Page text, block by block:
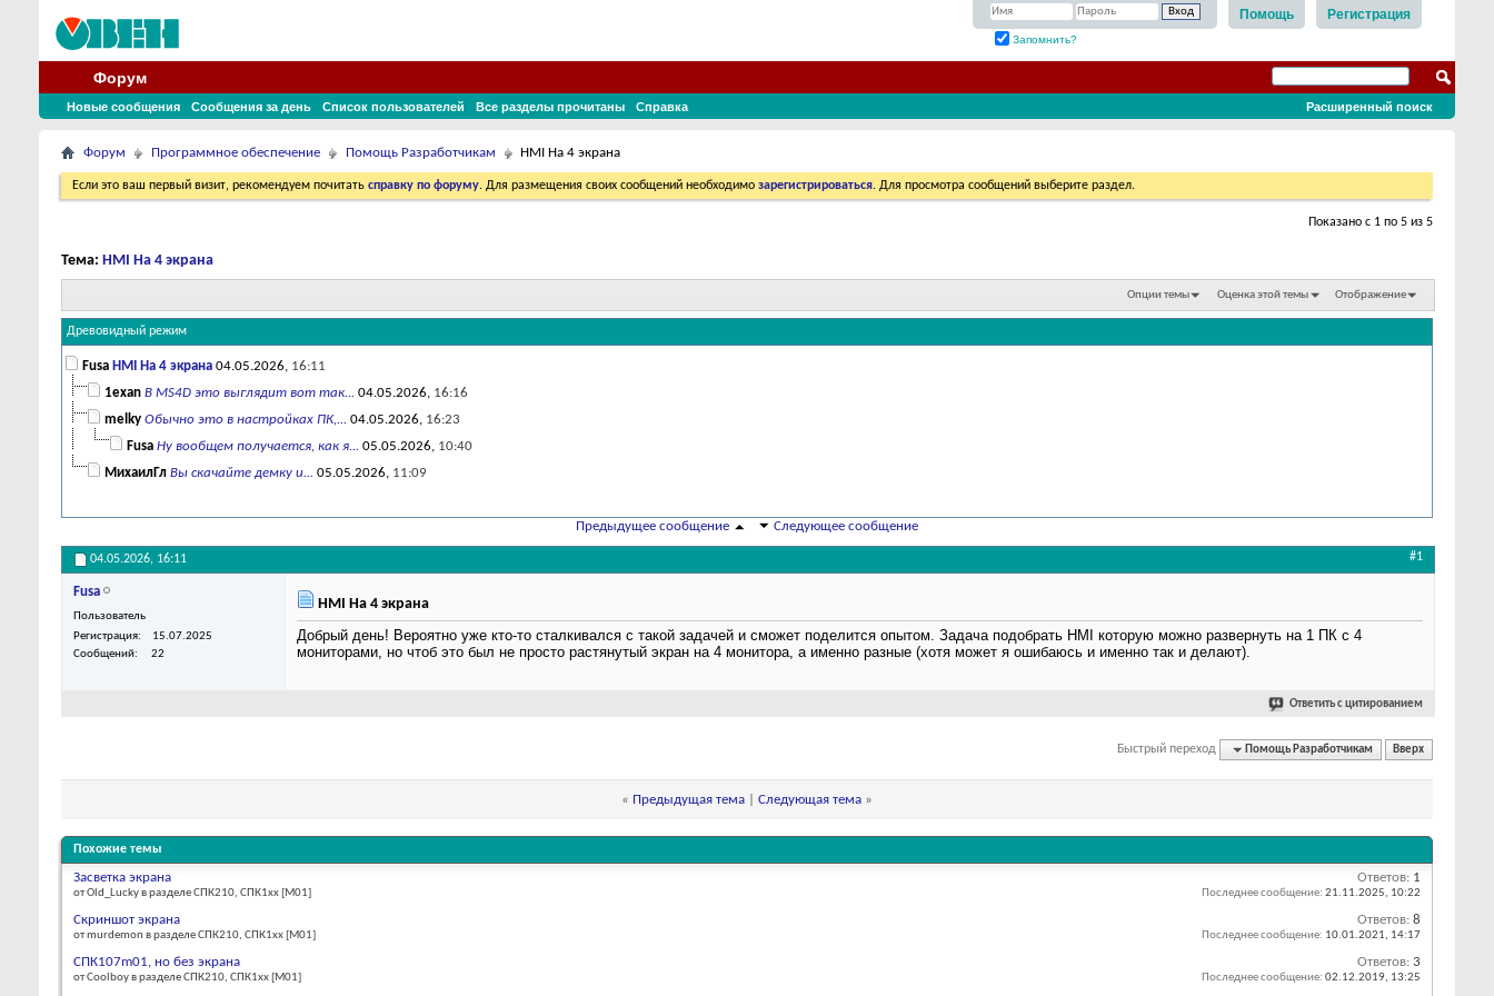
Регистрация
Помощь
Запомнить?
Форум
Новые сообщения Сообщения за день Список пользователей Все разделы прочитаны Справка Расширенный поиск
Форум Программное обеспечение Помощь Разработчикам HMI На 4 экрана
Если это ваш первый визит, рекомендуем почитать справку по форуму. Для размещения своих сообщений необходимо зарегистрироваться. Для просмотра сообщений выберите раздел.
Показано с 1 по 5 из 5
Тема: HMI На 4 экрана
Опции темы Оценка этой темы Отображение
Древовидный режим
Fusa HMI На 4 экрана 04.05.2026, 16:11
1exan В MS4D это выглядит вот так... 04.05.2026, 16:16
melky Обычно это в настройках ПК,... 04.05.2026, 16:23
Fusa Ну вообщем получается, как я... 05.05.2026, 10:40
МихаилГл Вы скачайте демку и... 05.05.2026, 11:09
Предыдущее сообщение Следующее сообщение
04.05.2026, 16:11 #1
Fusa
Пользователь
Регистрация
15.07.2025
Сообщений
22
HMI На 4 экрана
Добрый день! Вероятно уже кто-то сталкивался с такой задачей и сможет поделится опытом. Задача подобрать HMI которую можно развернуть на 1 ПК с 4
мониторами, но чтоб это был не просто растянутый экран на 4 монитора, а именно разные (хотя может я ошибаюсь и именно так и делают).
Ответить с цитированием
Быстрый переход Помощь Разработчикам Вверх
« Предыдущая тема Следующая тема »
Похожие темы
Засветка экрана
от Old_Lucky в разделе СПК210, СПК1xx [М01]
Ответов: 1
Последнее сообщение: 21.11.2025, 10:22
Скриншот экрана
от murdemon в разделе СПК210, СПК1xx [М01]
Ответов: 8
Последнее сообщение: 10.01.2021, 14:17
СПК107m01, но без экрана
от Coolboy в разделе СПК210, СПК1xx [М01]
Ответов: 3
Последнее сообщение: 02.12.2019, 13:25